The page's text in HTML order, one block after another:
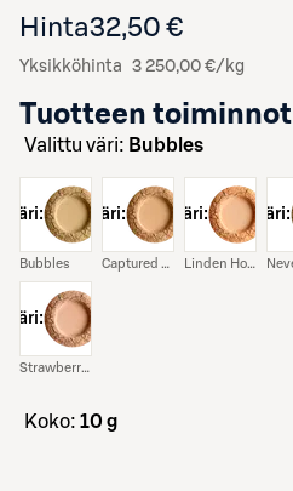
Hinta32,50 €
Yksikköhinta 3 250,00 €/kg
Tuotteen toiminnot
Valittu väri: Bubbles
väri:
Bubbles
väri:
Captured Ray Of Sun
väri:
Linden Honey
väri:
väri:
Strawberry And Snow
koko: 10 g